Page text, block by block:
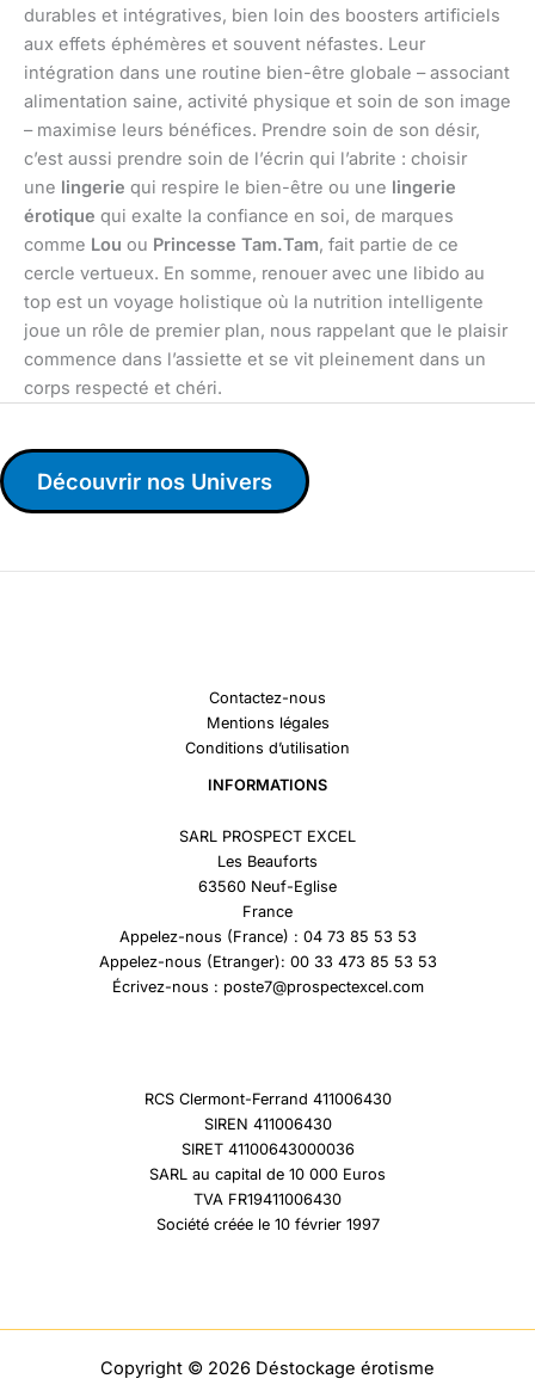
durables et intégratives, bien loin des boosters artificiels
aux effets éphémères et souvent néfastes. Leur
intégration dans une routine bien-être globale – associant
alimentation saine, activité physique et soin de son image
– maximise leurs bénéfices. Prendre soin de son désir,
c’est aussi prendre soin de l’écrin qui l’abrite : choisir
une lingerie qui respire le bien-être ou une lingerie
érotique qui exalte la confiance en soi, de marques
comme Lou ou Princesse Tam.Tam, fait partie de ce
cercle vertueux. En somme, renouer avec une libido au
top est un voyage holistique où la nutrition intelligente
joue un rôle de premier plan, nous rappelant que le plaisir
commence dans l’assiette et se vit pleinement dans un
corps respecté et chéri.
Découvrir nos Univers
Contactez-nous
Mentions légales
Conditions d’utilisation
INFORMATIONS
SARL PROSPECT EXCEL
Les Beauforts
63560 Neuf-Eglise
France
Appelez-nous (France) : 04 73 85 53 53
Appelez-nous (Etranger): 00 33 473 85 53 53
Écrivez-nous : poste7@prospectexcel.com
RCS Clermont-Ferrand 411006430
SIREN 411006430
SIRET 41100643000036
SARL au capital de 10 000 Euros
TVA FR19411006430
Société créée le 10 février 1997
Copyright © 2026 Déstockage érotisme